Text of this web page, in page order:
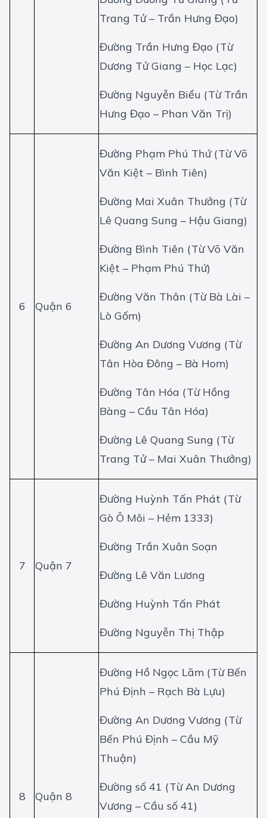
Trang Tử – Trần Hưng Đạo)
Đường Trần Hưng Đạo (Từ
Dương Tử Giang – Học Lạc)
Đường Nguyễn Biểu (Từ Trần
Hưng Đạo – Phan Văn Trị)
6 Quận 6
Đường Phạm Phú Thứ (Từ Võ
Văn Kiệt – Bình Tiên)
Đường Mai Xuân Thưởng (Từ
Lê Quang Sung – Hậu Giang)
Đường Bình Tiên (Từ Võ Văn
Kiệt – Phạm Phú Thứ)
Đường Văn Thân (Từ Bà Lài –
Lò Gốm)
Đường An Dương Vương (Từ
Tân Hòa Đông – Bà Hom)
Đường Tân Hóa (Từ Hồng
Bàng – Cầu Tân Hóa)
Đường Lê Quang Sung (Từ
Trang Tử – Mai Xuân Thưởng)
7 Quận 7
Đường Huỳnh Tấn Phát (Từ
Gò Ô Môi – Hẻm 1333)
Đường Trần Xuân Soạn
Đường Lê Văn Lương
Đường Huỳnh Tấn Phát
Đường Nguyễn Thị Thập
8 Quận 8
Đường Hồ Ngọc Lãm (Từ Bến
Phú Định – Rạch Bà Lựu)
Đường An Dương Vương (Từ
Bến Phú Định – Cầu Mỹ
Thuận)
Đường số 41 (Từ An Dương
Vương – Cầu số 41)